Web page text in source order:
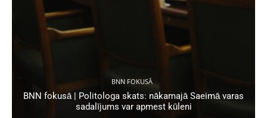
BNN FOKUSĀ
BNN fokusā | Politologa skats: nākamajā Saeimā varas
sadalījums var apmest kūleni